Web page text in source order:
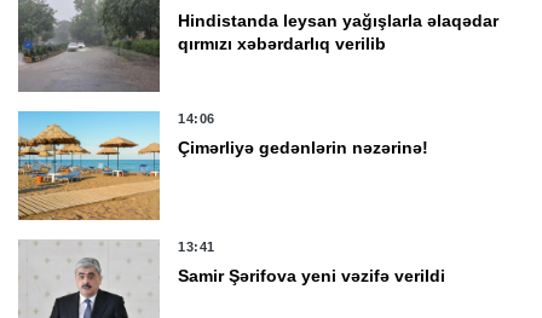
Hindistanda leysan yağışlarla əlaqədar
qırmızı xəbərdarlıq verilib
14:06
Çimərliyə gedənlərin nəzərinə!
13:41
Samir Şərifova yeni vəzifə verildi